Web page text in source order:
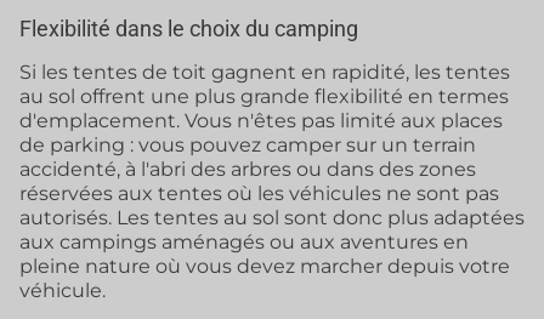
Flexibilité dans le choix du camping
Si les tentes de toit gagnent en rapidité, les tentes
au sol offrent une plus grande flexibilité en termes
d'emplacement. Vous n'êtes pas limité aux places
de parking : vous pouvez camper sur un terrain
accidenté, à l'abri des arbres ou dans des zones
réservées aux tentes où les véhicules ne sont pas
autorisés. Les tentes au sol sont donc plus adaptées
aux campings aménagés ou aux aventures en
pleine nature où vous devez marcher depuis votre
véhicule.